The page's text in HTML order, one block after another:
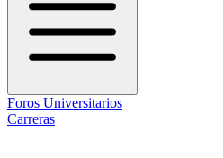
Foros Universitarios
Carreras